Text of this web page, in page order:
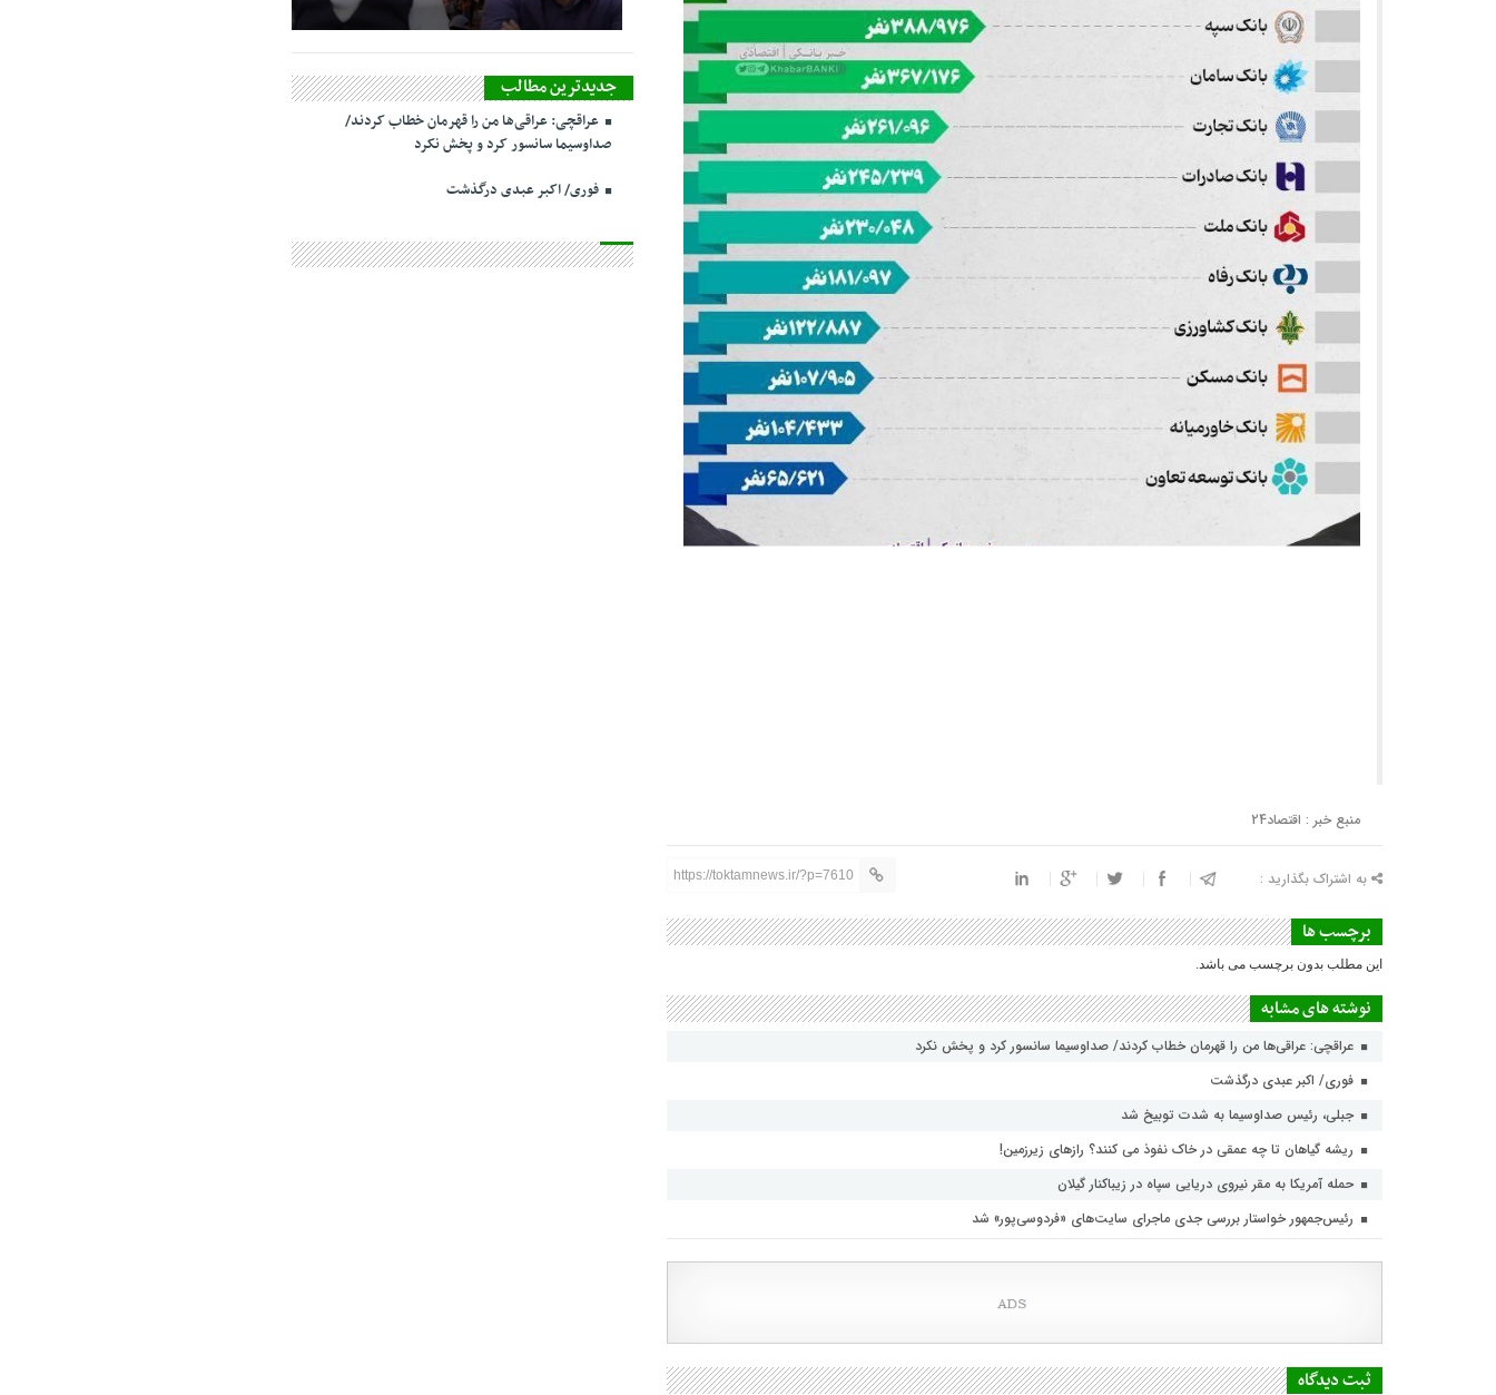
منبع خبر : اقتصاد24
به اشتراک بگذارید : https://toktamnews.ir/?p=7610
برچسب ها
این مطلب بدون برچسب می باشد.
نوشته های مشابه
عراقچی: عراقی‌ها من را قهرمان خطاب کردند/ صداوسیما سانسور کرد و پخش نکرد
فوری/ اکبر عبدی درگذشت
جبلی، رئیس صداوسیما به شدت توبیخ شد
ریشه گیاهان تا چه عمقی در خاک نفوذ می کنند؟ رازهای زیرزمین!
حمله آمریکا به مقر نیروی دریایی سپاه در زیباکنار گیلان
رئیس‌جمهور خواستار بررسی جدی ماجرای سایت‌های «فردوسی‌پور» شد
ثبت دیدگاه
جدیدترین مطالب
عراقچی: عراقی‌ها من را قهرمان خطاب کردند/
صداوسیما سانسور کرد و پخش نکرد
فوری/ اکبر عبدی درگذشت